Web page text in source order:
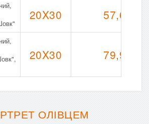
20X30 57,60
20X30 79,90
ОЛІВЦЕМ